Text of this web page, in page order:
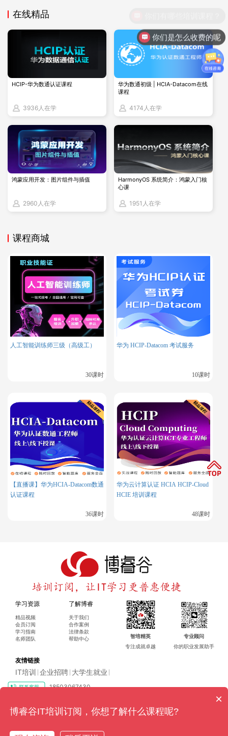
Pod、Deployment、Service、ConfigMap等核心资
使用kubectl进行集群状态监控与调试
进阶操作：
通过Operator模式管理有状态应用（如数据库）
网络策略（NetworkPolicy）配置与多租户隔离
持久化存储（PV/PVC）与CSI驱动集成
OpenShift专项
路由（Route）与入口控制器配置
基于角色的访问控制（RB Edmonds）与安全上下文约
束（SCC）
3. 备考建议与资源
官方学习路径：
（容器化应用基础） →
hift管理） →
（Kubernetes应用开发）。
关键文档：
《Kubernetes Up & Running 》（O'Reilly经典书籍）
模拟题库：
参考Killer.sh的OpenShift模拟考试（需付费，但高度
接近真题）。
4. 行业影响与职业价值
企业需求：据红帽2023年调查报告，67%的企业正在
HCE）平均薪资较传统Linux管理员高出20%~30%。
在线精品
HCIP-华为数通认证课程
3936人在学
华为数通初级 | HCIA-Datacom在线
课程
4174人在学
鸿蒙应用开发：图片组件与插值
2960人在学
HarmonyOS 系统简介：鸿蒙入门核
心课
1951人在学
课程商城
人工智能训练师三级（高级工）
30课时
华为 HCIP-Datacom 考试服务
10课时
【直播课】华为HCIA-Datacom数通
认证课程
36课时
华为云计算认证 HCIA HCIP-Cloud
HCIE 培训课程
48课时
学习资源
精品视频
会员订阅
学习指南
名师团队
了解博睿
关于我们
合作案例
法律条款
帮助中心
智培精英
专注成就卓越
专业顾问
你的职业发展助手
友情链接
IT培训 企业招聘 大学生就业
18503067430
Copyright ©2016-2024 博睿（广州）科技有限公司 All rights reserved
备17128079号-4
你们是怎么收费的呢
×
博睿谷IT培训订阅，你想了解什么课程呢?